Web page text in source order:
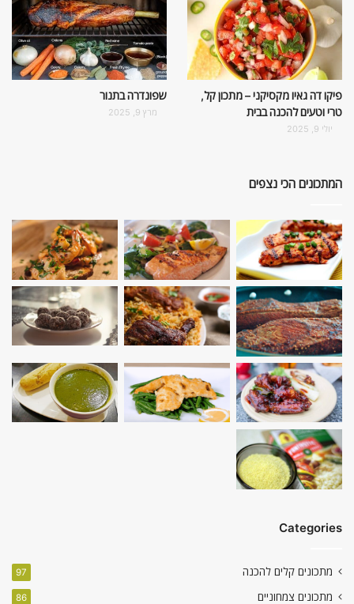
פיקו דה גאיו מקסיקני – מתכון קל,
טרי וטעים להכנה בבית
יולי 9, 2025
שפונדרה בתנור
מרץ 9, 2025
המתכונים הכי נצפים
Categories
מתכונים קלים להכנה 97
מתכונים צמחוניים 86